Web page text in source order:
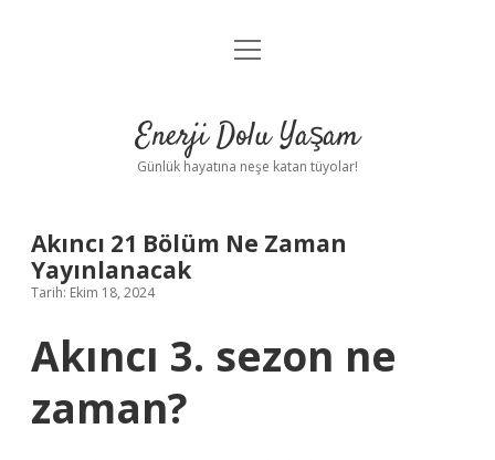
Anasayfa
Yasal Uyarı
menüyü
Enerji Dolu Yaşam
Günlük hayatına neşe katan tüyolar!
Akıncı 21 Bölüm Ne Zaman
Yayınlanacak
Tarih: Ekim 18, 2024
Akıncı 3. sezon ne
zaman?